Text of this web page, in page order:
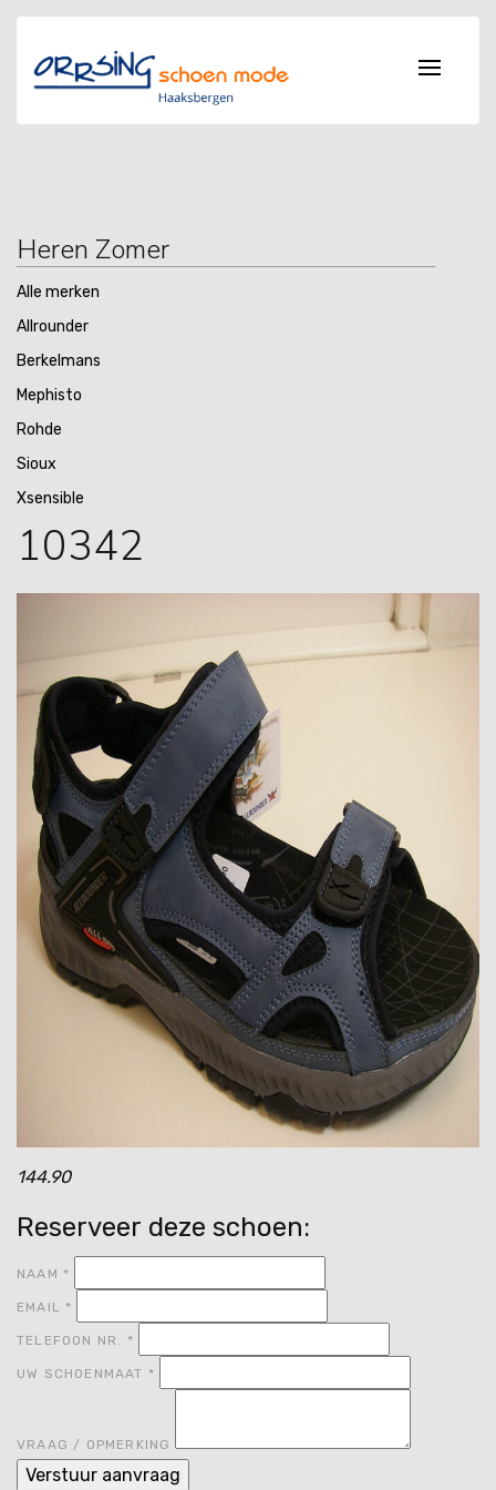
Heren Zomer
Alle merken
Allrounder
Berkelmans
Mephisto
Rohde
Sioux
Xsensible
10342
144.90
Reserveer deze schoen:
NAAM *
EMAIL *
TELEFOON NR. *
UW SCHOENMAAT *
VRAAG / OPMERKING